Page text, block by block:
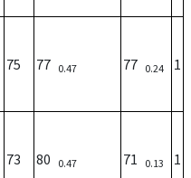
75 77 0.47 77 0.24 1
73 80 0.47 71 0.13 1